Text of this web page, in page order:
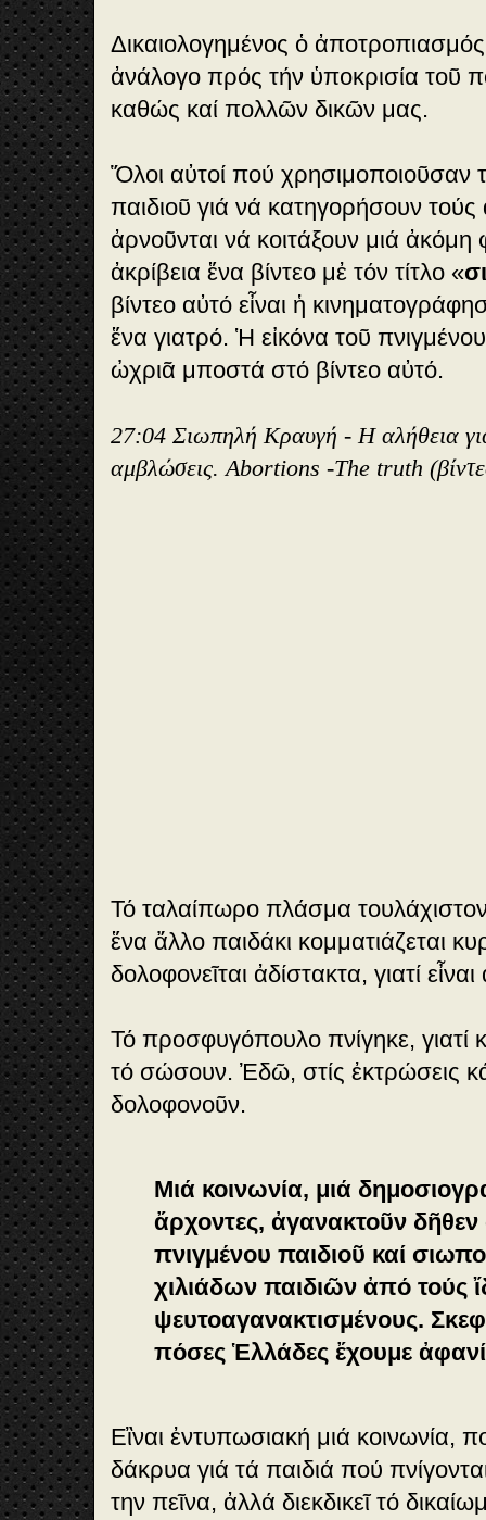
Δικαιολογημένος ὁ
ἀνάλογο πρός τήν ὑποκρισία τοῦ
καθώς καί πολλῶν δικῶν μας.
Ὅλοι αὐτοί πού χρησιμοποιοῦσαν
παιδιοῦ γιά νά κατηγορήσουν
ἀρνοῦνται νά κοιτάξουν μιά
ἀκρίβεια ἕνα βίντεο μἐ τόν τίτλο «
βίντεο αὐτό εἶναι ἡ
ἕνα γιατρό. Ἡ εἰκόνα τοῦ
ὠχριᾶ μποστά στό βίντεο αὐτό.
27:04 Σιωπηλή Κραυγή - Η αλήθεια
αμβλώσεις. Abortions -The truth
2
7
:
0
4
A
b
o
rt
i
o
n
s
-
T
h
e
tr
u
t
h
:
Σ
ι
ω
π
η
λ
ή
Κ
ρ
α
υ
γ
ή
Τό ταλαίπωρο πλάσμα
ἕνα ἄλλο παιδάκι κομματιάζεται
δολοφονεῖται ἀδίστακτα, γιατί
Τό προσφυγόπουλο πνίγηκε, γιατί
τό σώσουν. Ἐδῶ, στίς ἐκτρώσεις
δολοφονοῦν.
Μιά κοινωνία, μιά
ἄρχοντες, ἀγανακτοῦν δῆθεν
πνιγμένου παιδιοῦ καί
χιλιάδων παιδιῶν ἀπό τούς
ψευτοαγανακτισμένους.
πόσες Ἑλλάδες ἔχουμε
Εἲναι ἐντυπωσιακή μιά κοινωνία,
δάκρυα γιά τά παιδιά πού
την πεῖνα, ἀλλά διεκδικεῖ τό